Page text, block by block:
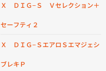
Ｘ ＤＩＧ−Ｓ Ｖセレクション＋
セーフティ２
Ｘ ＤＩＧ−ＳエアロＳエマジェシ
ブレキＰ